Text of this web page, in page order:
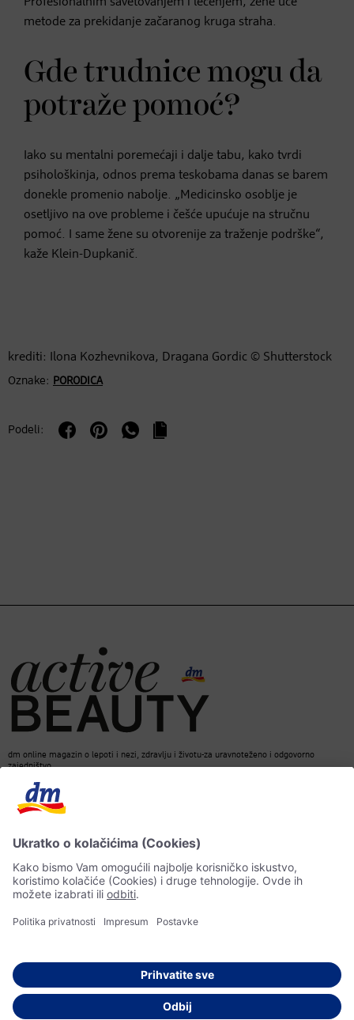
metode za prekidanje začaranog kruga straha.
Gde trudnice mogu da
potraže pomoć?
Iako su mentalni poremećaji i dalje tabu, kako tvrdi
psihološkinja, odnos prema teskobama danas se barem
donekle promenio nabolje. „Medicinsko osoblje je
osetljivo na ove probleme i češće upućuje na stručnu
pomoć. I same žene su otvorenije za traženje podrške“,
kaže Klein-Dupkanič.
krediti: Ilona Kozhevnikova, Dragana Gordic © Shutterstock
Oznake: PORODICA
Podeli:
dm online magazin o lepoti i nezi, zdravlju i životu-za uravnoteženo i odgovorno
zajedništvo.
© 2026 dm drogerie markt d.o.o.